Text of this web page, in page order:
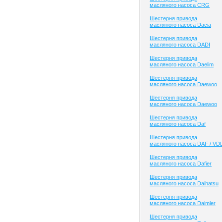
масляного насоса CRG
Шестерня привода
масляного насоса Dacia
Шестерня привода
масляного насоса DADI
Шестерня привода
масляного насоса Daelim
Шестерня привода
масляного насоса Daewoo
Шестерня привода
масляного насоса Daewoo
Шестерня привода
масляного насоса Daf
Шестерня привода
масляного насоса DAF /
Шестерня привода
масляного насоса Dafier
Шестерня привода
масляного насоса Daihatsu
Шестерня привода
масляного насоса Daimler
Шестерня привода